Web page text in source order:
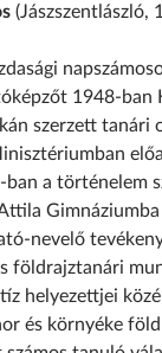
(Jászszentlászló,
1948-ban
szerzett tanári
a történelem
nevelő
földrajztanári
helyezettjei
és környéke